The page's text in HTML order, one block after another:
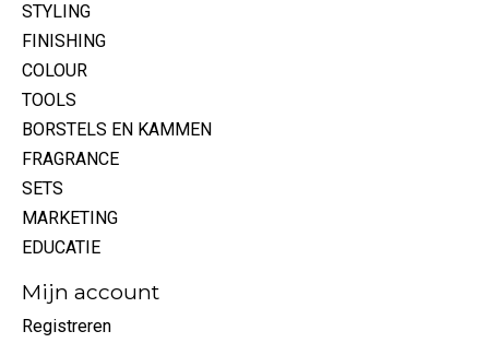
STYLING
FINISHING
COLOUR
TOOLS
BORSTELS EN KAMMEN
FRAGRANCE
SETS
MARKETING
EDUCATIE
Mijn account
Registreren